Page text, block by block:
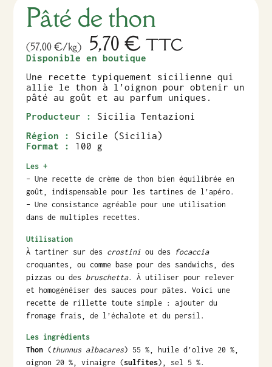
Pâté de thon
(57,00 €/kg) 5,70€ TTC
Disponible en boutique
Une recette typiquement sicilienne qui
allie le thon à l’oignon pour obtenir un
pâté au goût et au parfum uniques.
Producteur :
Sicilia Tentazioni
Région :
Sicile (Sicilia)
Format :
100 g
Les +
– Une recette de crème de thon bien équilibrée en
goût, indispensable pour les tartines de l’apéro.
– Une consistance agréable pour une utilisation
dans de multiples recettes.
Utilisation
À tartiner sur des crostiniou des
focaccia
croquantes, ou comme base pour des sandwichs, des
pizzas ou des bruschetta. À utiliser pour relever
et homogénéiser des sauces pour pâtes. Voici une
recette de rillette toute simple : ajouter du
fromage frais, de l’échalote et du persil.
Les ingrédients
Thon( thunnus albacares) 55 %, huile d’olive 20 %,
oignon 20 %, vinaigre (sulfites), sel 5 %.